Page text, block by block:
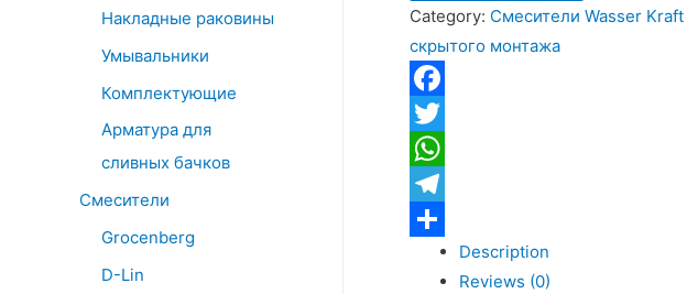
Накладные раковины
Умывальники
Комплектующие
Арматура для
сливных бачков
Смесители
Grocenberg
D-Lin
8451
для
душа
скрытого
монтажа,
цвет
оружейная
сталь
quantity
Category: Смесители Wasser
скрытого монтажа
Facebook
Twitter
WhatsApp
Telegram
ОтправитьDescription
Reviews (0)